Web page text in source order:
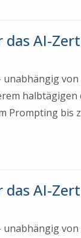
AI-
Prompting bis
AI-